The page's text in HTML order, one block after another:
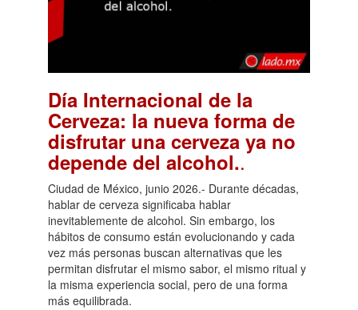
Día Internacional de la
Cerveza: la nueva forma de
disfrutar una cerveza ya no
depende del alcohol..
Ciudad de México, junio 2026.- Durante décadas,
hablar de cerveza significaba hablar
inevitablemente de alcohol. Sin embargo, los
hábitos de consumo están evolucionando y cada
vez más personas buscan alternativas que les
permitan disfrutar el mismo sabor, el mismo ritual y
la misma experiencia social, pero de una forma
más equilibrada.